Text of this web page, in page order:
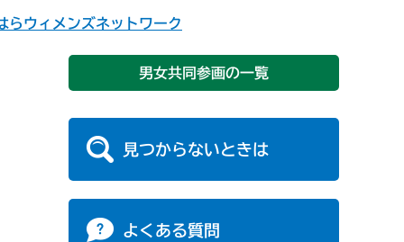
らウィメンズネットワーク
男女共同参画の一覧
見つからないときは
よくある質問